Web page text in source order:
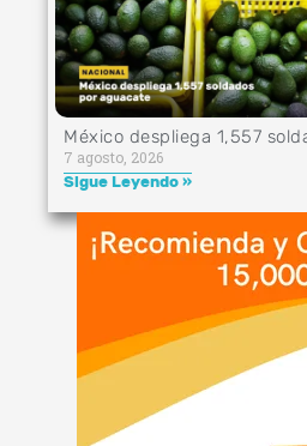
México despliega 1,557
7 agosto, 2026
Sigue Leyendo »